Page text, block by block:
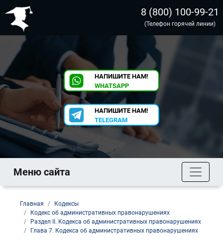
8 (800) 100-99-21
(Телефон горячей линии)
НАПИШИТЕ НАМ!
WHATSAPP
НАПИШИТЕ НАМ!
TELEGRAM
Меню сайта
Главная
Кодексы
Кодекс об административных правонарушениях
Раздел II. Кодекса об административных правонарушениях
Глава 7. Кодекса об административных правонарушениях